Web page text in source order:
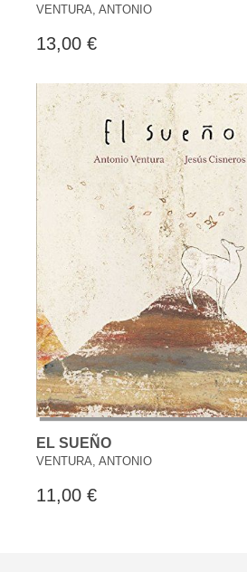
VENTURA, ANTONIO
13,00 €
EL SUEÑO
VENTURA, ANTONIO
11,00 €